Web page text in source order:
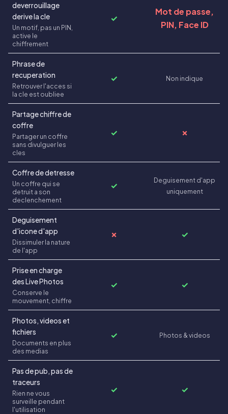
deverrouillage
derive la cle
Un motif, pas un PIN,
active le
chiffrement
✓
Mot de passe,
PIN, Face ID
Phrase de
recuperation
Retrouver l'acces si
la cle est oubliee
✓ Non indique
Partage chiffre de
coffre
Partager un coffre
sans divulguer les
cles
✓ ✗
Coffre de detresse
Un coffre qui se
detruit a son
declenchement
✓
Deguisement d'app
uniquement
Deguisement
d'icone d'app
Dissimuler la nature
de l'app
✗ ✓
Prise en charge
des Live Photos
Conserve le
mouvement, chiffre
✓ ✓
Photos, videos et
fichiers
Documents en plus
des medias
✓ Photos & videos
Pas de pub, pas de
traceurs
Rien ne vous
surveille pendant
l'utilisation
✓ ✓